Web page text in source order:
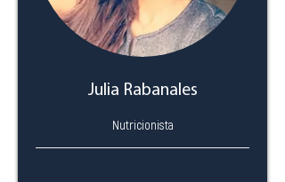
Julia Rabanales
Nutricionista